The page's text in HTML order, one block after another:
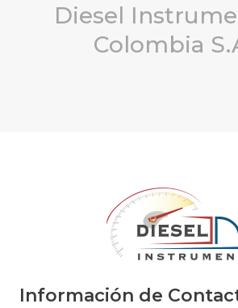
Diesel
Colombia
Información de